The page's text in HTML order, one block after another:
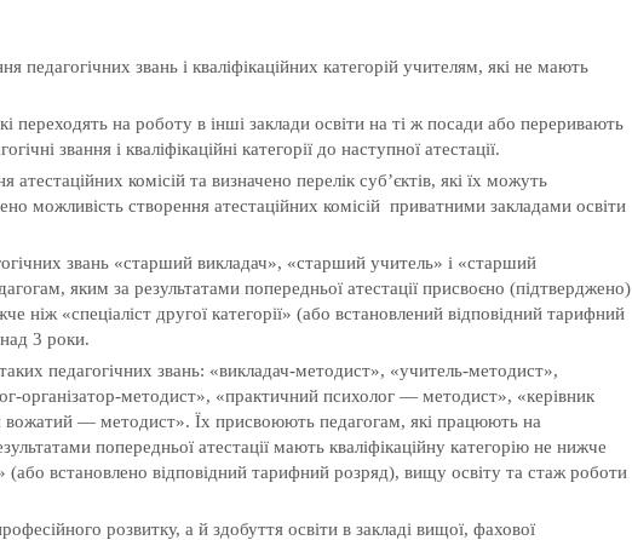
педагогічних звань і кваліфікаційних категорій учителям, які не мають
переходять на роботу в інші заклади освіти на ті ж посади або переривають
звання і кваліфікаційні категорії до наступної атестації.
комісій та визначено перелік субʼєктів, які їх можуть
можливість створення атестаційних комісій приватними закладами освіти
звань «старший викладач», «старший учитель» і «старший
яким за результатами попередньої атестації присвоєно (підтверджено)
ніж «спеціаліст другої категорії» (або встановлений відповідний тарифний
3 роки.
педагогічних звань: «викладач-методист», «учитель-методист»,
організатор-методист», «практичний психолог — методист», «керівник
— методист». Їх присвоюють педагогам, які працюють на
попередньої атестації мають кваліфікаційну категорію не нижче
(або встановлено відповідний тарифний розряд), вищу освіту та стаж роботи
розвитку, а й здобуття освіти в закладі вищої, фахової